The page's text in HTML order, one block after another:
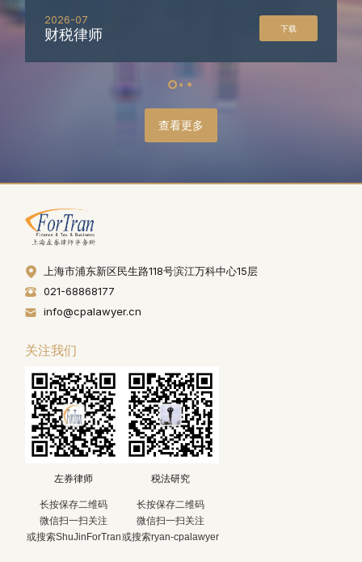
2026-07
财税律师 下载
查看更多
上海市浦东新区民生路118号滨江万科中心15层
021-68868177
info@cpalawyer.cn
关注我们
左券律师
长按保存二维码
微信扫一扫关注
或搜索ShuJinForTran
税法研究
长按保存二维码
微信扫一扫关注
或搜索ryan-cpalawyer